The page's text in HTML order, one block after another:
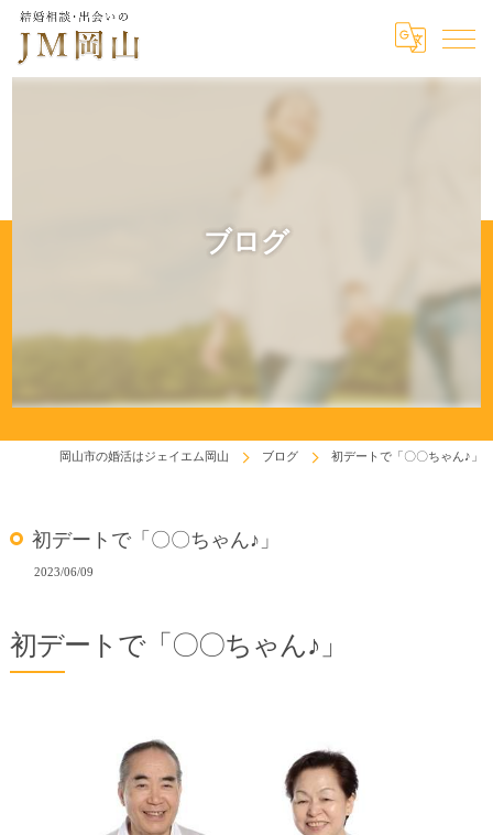
ブログ
岡山市の婚活はジェイエム岡山 ブログ 初デートで「〇〇ちゃん♪」
初デートで「〇〇ちゃん♪」
2023/06/09
初デートで「〇〇ちゃん♪」